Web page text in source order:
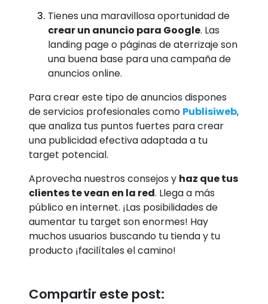
Tienes una maravillosa oportunidad de
crear un anuncio para Google. Las
landing page o páginas de aterrizaje son
una buena base para una campaña de
anuncios online.
Para crear este tipo de anuncios dispones
de servicios profesionales como Publisiweb,
que analiza tus puntos fuertes para crear
una publicidad efectiva adaptada a tu
target potencial.
Aprovecha nuestros consejos y haz que tus
clientes te vean en la red. Llega a más
público en internet. ¡Las posibilidades de
aumentar tu target son enormes! Hay
muchos usuarios buscando tu tienda y tu
producto ¡facilítales el camino!
Compartir este post: